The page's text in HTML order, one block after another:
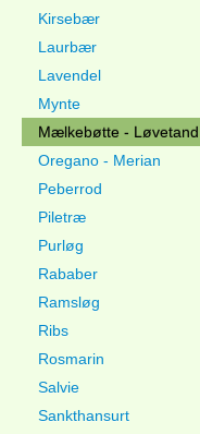
Kirsebær
Laurbær
Lavendel
Mynte
Mælkebøtte - Løvetand
Oregano - Merian
Peberrod
Piletræ
Purløg
Rababer
Ramsløg
Ribs
Rosmarin
Salvie
Sankthansurt